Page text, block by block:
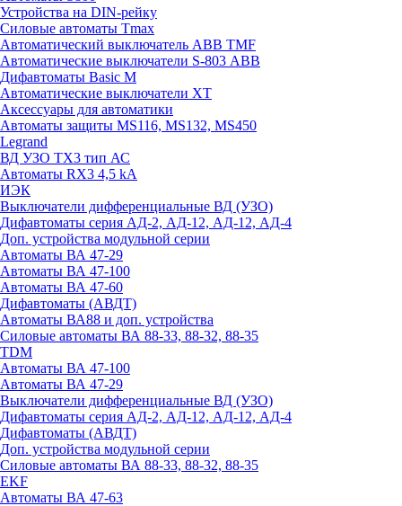
Устройства на DIN-рейку
Силовые автоматы Tmax
Автоматический выключатель ABB TMF
Автоматические выключатели S-803 АВВ
Дифавтоматы Basic M
Автоматические выключатели XT
Аксессуары для автоматики
Автоматы защиты MS116, MS132, MS450
Legrand
ВД УЗО TX3 тип АС
Автоматы RX3 4,5 kA
ИЭК
Выключатели дифференциальные ВД (УЗО)
Дифавтоматы серия АД-2, АД-12, АД-12, АД-4
Доп. устройства модульной серии
Автоматы ВА 47-29
Автоматы ВА 47-100
Автоматы ВА 47-60
Дифавтоматы (АВДТ)
Автоматы ВА88 и доп. устройства
Силовые автоматы ВА 88-33, 88-32, 88-35
TDM
Автоматы ВА 47-100
Автоматы ВА 47-29
Выключатели дифференциальные ВД (УЗО)
Дифавтоматы серия АД-2, АД-12, АД-12, АД-4
Дифавтоматы (АВДТ)
Доп. устройства модульной серии
Силовые автоматы ВА 88-33, 88-32, 88-35
EKF
Автоматы ВА 47-63